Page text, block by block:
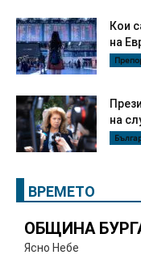
Кои
на
на
ВРЕМЕТО
ОБЩИНА
Ясно Небе